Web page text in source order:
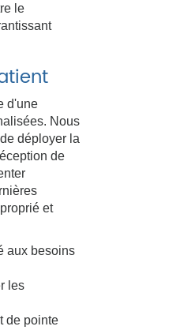
le
d'une
Nous
déployer la
de
et
aux besoins
les
de pointe